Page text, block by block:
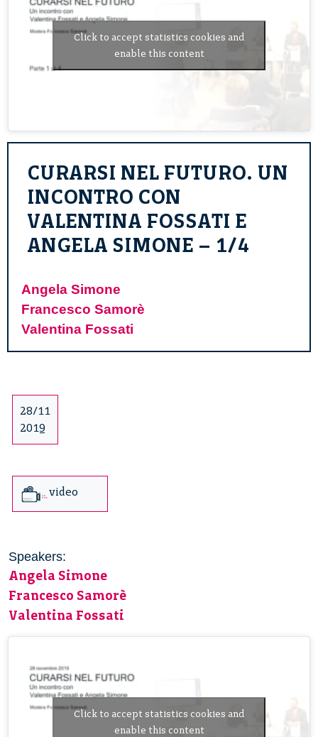
Click to accept statistics cookies and
enable this content
CURARSI NEL FUTURO. UN
INCONTRO CON
VALENTINA FOSSATI E
ANGELA SIMONE – 1/4
Angela Simone
Francesco Samorè
Valentina Fossati
28/11
2019
video
Speakers:
Angela Simone
Francesco Samorè
Valentina Fossati
Click to accept statistics cookies and
enable this content